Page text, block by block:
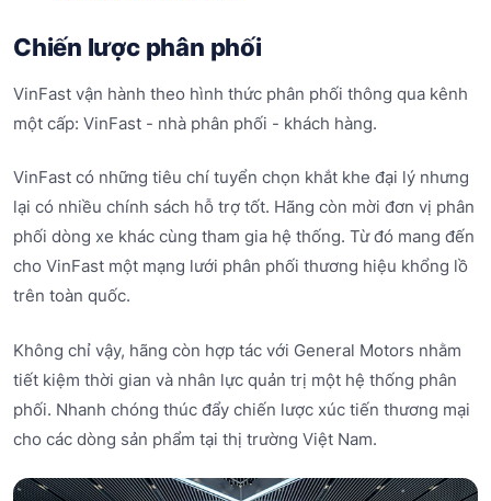
Chiến lược phân phối
VinFast vận hành theo hình thức phân phối thông qua kênh
một cấp: VinFast - nhà phân phối - khách hàng.
VinFast có những tiêu chí tuyển chọn khắt khe đại lý nhưng
lại có nhiều chính sách hỗ trợ tốt. Hãng còn mời đơn vị phân
phối dòng xe khác cùng tham gia hệ thống. Từ đó mang đến
cho VinFast một mạng lưới phân phối thương hiệu khổng lồ
trên toàn quốc.
Không chỉ vậy, hãng còn hợp tác với General Motors nhằm
tiết kiệm thời gian và nhân lực quản trị một hệ thống phân
phối. Nhanh chóng thúc đẩy chiến lược xúc tiến thương mại
cho các dòng sản phẩm tại thị trường Việt Nam.